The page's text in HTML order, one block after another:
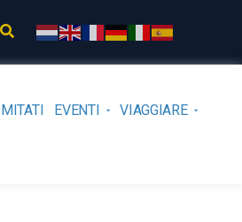
EVENTI
VIAGGIARE